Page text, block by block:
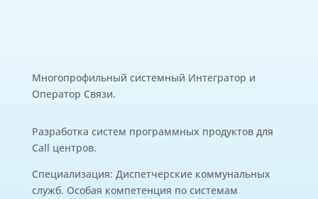
Многопрофильный системный Интегратор и
Оператор Связи.
Разработка систем программных продуктов для
Call центров.
Специализация: Диспетчерские коммунальных
служб. Особая компетенция по системам